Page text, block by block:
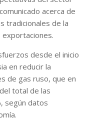
acerca de
tradicionales de la
exportaciones.
desde el inicio
en reducir la
de gas ruso, que en
total de las
según datos